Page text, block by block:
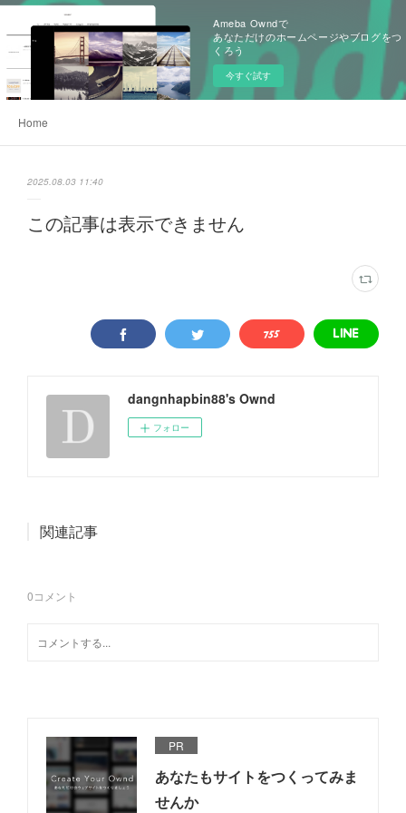
Ameba Owndで
あなただけのホームページやブログをつ
くろう
今すぐ試す
Home
2025.08.03 11:40
この記事は表示できません
dangnhapbin88's Ownd
フォロー
関連記事
0コメント
PR
あなたもサイトをつくってみま
せんか